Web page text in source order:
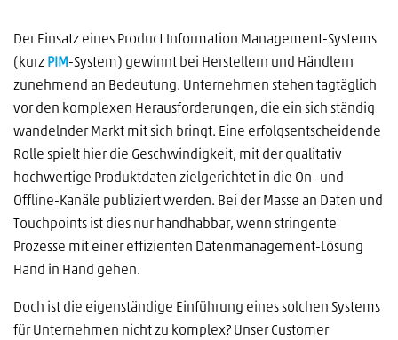
Der Einsatz eines Product Information Management-Systems
(kurz PIM-System) gewinnt bei Herstellern und Händlern
zunehmend an Bedeutung. Unternehmen stehen tagtäglich
vor den komplexen Herausforderungen, die ein sich ständig
wandelnder Markt mit sich bringt. Eine erfolgsentscheidende
Rolle spielt hier die Geschwindigkeit, mit der qualitativ
hochwertige Produktdaten zielgerichtet in die On- und
Offline-Kanäle publiziert werden. Bei der Masse an Daten und
Touchpoints ist dies nur handhabbar, wenn stringente
Prozesse mit einer effizienten Datenmanagement-Lösung
Hand in Hand gehen.
Doch ist die eigenständige Einführung eines solchen Systems
für Unternehmen nicht zu komplex? Unser Customer